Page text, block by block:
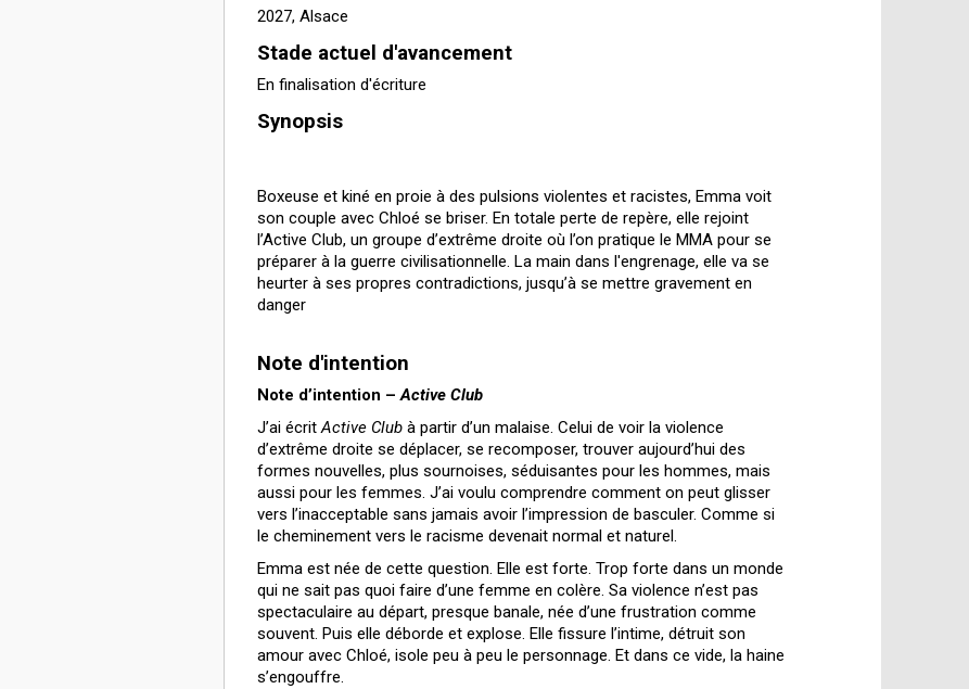
2027, Alsace
Stade actuel d'avancement
En finalisation d'écriture
Synopsis
Boxeuse et kiné en proie à des pulsions violentes et racistes, Emma voit
son couple avec Chloé se briser. En totale perte de repère, elle rejoint
l’Active Club, un groupe d’extrême droite où l’on pratique le MMA pour se
préparer à la guerre civilisationnelle. La main dans l'engrenage, elle va se
heurter à ses propres contradictions, jusqu’à se mettre gravement en
danger
Note d'intention
Note d’intention –Active Club
J’ai écritActive Club à partir d’un malaise. Celui de voir la violence
d’extrême droite se déplacer, se recomposer, trouver aujourd’hui des
formes nouvelles, plus sournoises, séduisantes pour les hommes, mais
aussi pour les femmes. J’ai voulu comprendre comment on peut glisser
vers l’inacceptable sans jamais avoir l’impression de basculer. Comme si
le cheminement vers le racisme devenait normal et naturel.
Emma est née de cette question. Elle est forte. Trop forte dans un monde
qui ne sait pas quoi faire d’une femme en colère. Sa violence n’est pas
spectaculaire au départ, presque banale, née d’une frustration comme
souvent. Puis elle déborde et explose. Elle fissure l’intime, détruit son
amour avec Chloé, isole peu à peu le personnage. Et dans ce vide, la haine
s’engouffre.